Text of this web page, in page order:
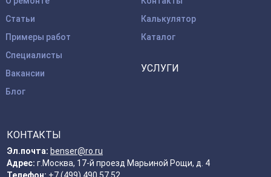
Статьи
Примеры работ
Специалисты
Вакансии
Блог
УСЛУГИ
Калькулятор
Каталог
КОНТАКТЫ
Эл.почта: benser@ro.ru
Адрес: г.Москва, 17-й проезд Марьиной Рощи, д. 4